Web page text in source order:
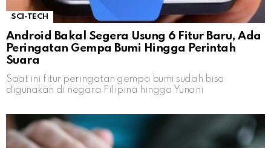
SCI-TECH
Android Bakal Segera Usung 6 Fitur Baru, Ada
Peringatan Gempa Bumi Hingga Perintah
Suara
Saat ini fitur peringatan gempa bumi sudah bisa
digunakan di negara Filipina hingga Yunani